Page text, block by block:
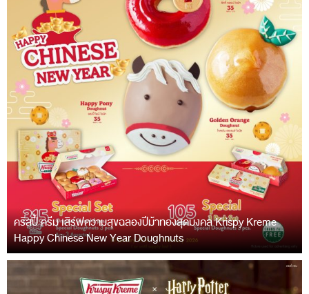
คริสปี้ ครีม เสิร์ฟความสุขฉลองปีม้าทองสุดมงคล Krispy Kreme
Happy Chinese New Year Doughnuts